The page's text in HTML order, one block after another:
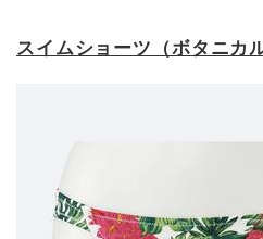
スイムショーツ（ボタニカ